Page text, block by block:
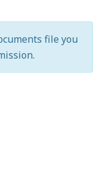
file you